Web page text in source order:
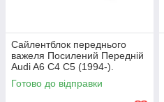
Сайлентблок переднього
важеля Посилений Передній
Audi A6 C4 C5 (1994-).
Верхній. Корея ACSUSS!
35379 , JBU138 , TD1062W
Готово до відправки